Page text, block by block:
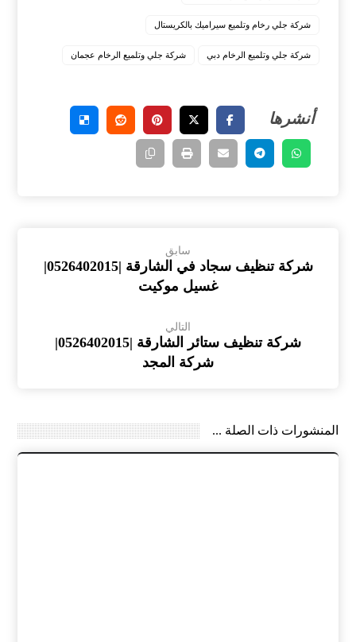
شركة جلي رخام وتلميع سيراميك بالكريستال
شركة جلي وتلميع الرخام دبي شركة جلي وتلميع الرخام عجمان
سابق
شركة تنظيف سجاد في الشارقة |0526402015|
غسيل موكيت
التالي
شركة تنظيف ستائر الشارقة |0526402015|
شركة المجد
المنشورات ذات الصلة ...